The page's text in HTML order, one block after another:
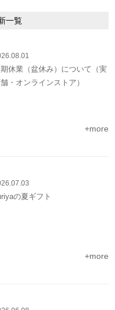
一覧
休業（盆休み）について（実
・オンラインストア）
+more
の夏ギフト
+more